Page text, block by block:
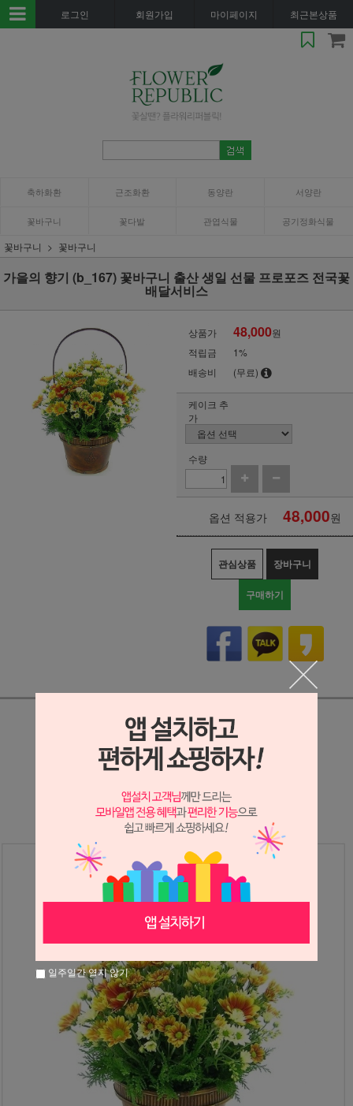
로그인 회원가입 마이페이지 최근본상품
축하화환 근조화환 동양란 서양란
꽃바구니 꽃다발 관엽식물 공기정화식물
꽃바구니 꽃바구니
가을의 향기 (b_167) 꽃바구니 출산 생일 선물 프로포즈 전국꽃
배달서비스
상품가 48,000원
적립금
1%
배송비
(무료)
케이크 추
가
수량
옵션 적용가 48,000원
관심상품 장바구니
구매하기
상세정보 새창 열기
일주일간 열지 않기